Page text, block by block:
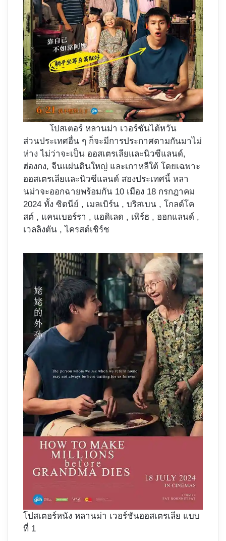
โปสเตอร์ หลานม่า เวอร์ชันไต้หวัน
ส่วนประเทศอื่น ๆ ก็จะมีการประกาศตามกันมาไม่
ห่าง ไม่ว่าจะเป็น ออสเตรเลียและนิวซีแลนด์,
ฮ่องกง, จีนแผ่นดินใหญ่ และเกาหลีใต้ โดยเฉพาะ
ออสเตรเลียและนิวซีแลนด์ สองประเทศนี้ หลา
นม่าจะออกฉายพร้อมกัน 10 เมือง 18 กรกฎาคม
2024 ทั้ง ซิดนีย์ , เมลเบิร์น , บริสเบน , โกลด์โค
สต์ , แคนเบอร์รา , แอดิเลด , เพิร์ธ , ออกแลนด์ ,
เวลลิงตัน , ไครสต์เชิร์ช
โปสเตอร์หนัง หลานม่า เวอร์ชันออสเตรเลีย แบบ
ที่ 1